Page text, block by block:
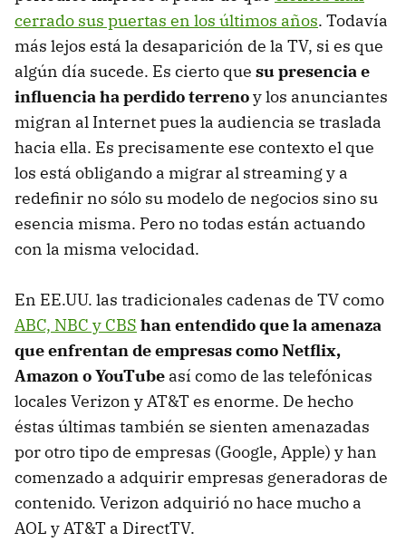
cerrado sus puertas en los últimos años. Todavía
más lejos está la desaparición de la TV, si es que
algún día sucede. Es cierto que su presencia e
influencia ha perdido terrenoy los anunciantes
migran al Internet pues la audiencia se traslada
hacia ella. Es precisamente ese contexto el que
los está obligando a migrar al streaming y a
redefinir no sólo su modelo de negocios sino su
esencia misma. Pero no todas están actuando
con la misma velocidad.
En EE.UU. las tradicionales cadenas de TV como
ABC, NBC y CBS han entendido que la amenaza
que enfrentan de empresas como Netflix,
Amazon o YouTube así como de las telefónicas
locales Verizon y AT&T es enorme. De hecho
éstas últimas también se sienten amenazadas
por otro tipo de empresas (Google, Apple) y han
comenzado a adquirir empresas generadoras de
contenido. Verizon adquirió no hace mucho a
AOL y AT&T a DirectTV.